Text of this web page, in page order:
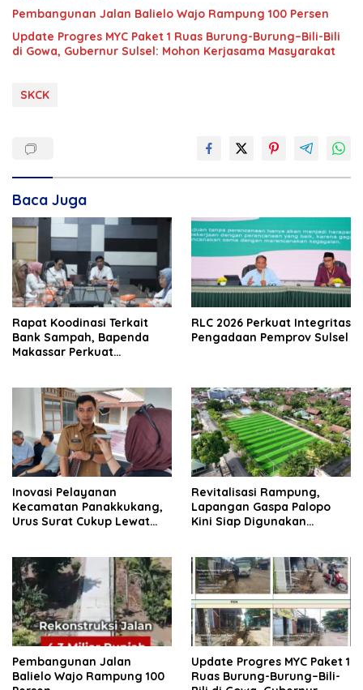
Pembangunan Jalan Balielo Wajo Rampung 100 Persen
Update Progres MYC Paket 1 Ruas Burung-Burung–Bili-Bili
di Gowa, Gubernur Sulsel: Mohon Kerjasama Masyarakat
SKCK
Baca Juga
Rapat Koodinasi Terkait
Bank Sampah, Bapenda
Makassar Perkuat
RLC 2026 Perkuat Integritas
Pengadaan Pemprov Sulsel
Inovasi Pelayanan
Kecamatan Panakkukang,
Urus Surat Cukup Lewat
Revitalisasi Rampung,
Lapangan Gaspa Palopo
Kini Siap Digunakan
Pembangunan Jalan
Balielo Wajo Rampung 100
Update Progres MYC Paket 1
Ruas Burung-Burung–Bili-